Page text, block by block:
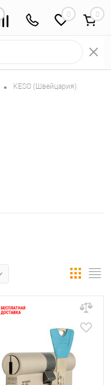
0
• KESO (Швейцария)